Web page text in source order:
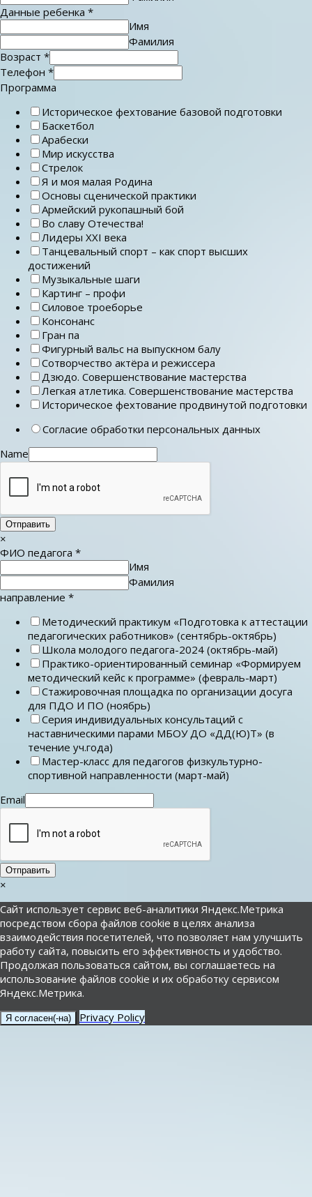
Данные ребенка *
Имя
Фамилия
Возраст *
Телефон *
Программа
Историческое фехтование базовой подготовки
Баскетбол
Арабески
Мир искусства
Стрелок
Я и моя малая Родина
Основы сценической практики
Армейский рукопашный бой
Во славу Отечества!
Лидеры ХХI века
Танцевальный спорт – как спорт высших
достижений
Музыкальные шаги
Картинг – профи
Силовое троеборье
Консонанс
Гран па
Фигурный вальс на выпускном балу
Сотворчество актёра и режиссера
Дзюдо. Совершенствование мастерства
Легкая атлетика. Совершенствование мастерства
Историческое фехтование продвинутой подготовки
Согласие обработки персональных данных
Name
Отправить
×
ФИО педагога *
Имя
Фамилия
направление *
Методический практикум «Подготовка к аттестации
педагогических работников» (сентябрь-октябрь)
Школа молодого педагога-2024 (октябрь-май)
Практико-ориентированный семинар «Формируем
методический кейс к программе» (февраль-март)
Стажировочная площадка по организации досуга
для ПДО И ПО (ноябрь)
Серия индивидуальных консультаций с
наставническими парами МБОУ ДО «ДД(Ю)Т» (в
течение уч.года)
Мастер-класс для педагогов физкультурно-
спортивной направленности (март-май)
Email
Отправить
×
Сайт использует сервис веб-аналитики Яндекс.Метрика
посредством сбора файлов cookie в целях анализа
взаимодействия посетителей, что позволяет нам улучшить
работу сайта, повысить его эффективность и удобство.
Продолжая пользоваться сайтом, вы соглашаетесь на
использование файлов cookie и их обработку сервисом
Яндекс.Метрика.
Я согласен(-на) Privacy Policy